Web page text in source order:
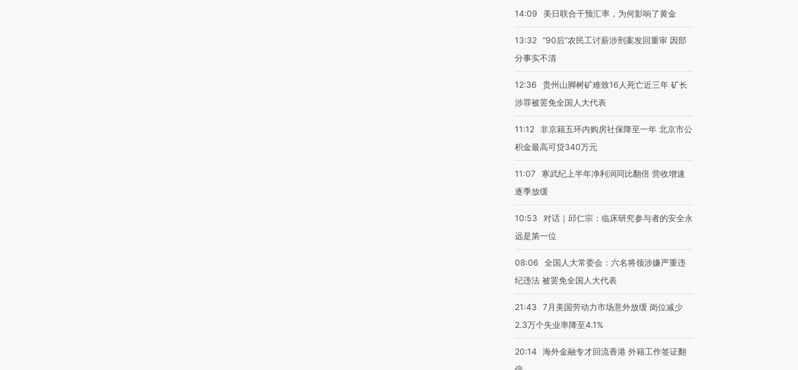
14:09 美日联合干预汇率，为何影响了黄金
13:32 “90后”农民工讨薪涉刑案发回重审 因部
分事实不清
12:36
贵州山脚树矿难致16人死亡近三年 矿长
涉罪被罢免全国人大代表
11:12 非京籍五环内购房社保降至一年 北京市公
积金最高可贷340万元
11:07
寒武纪上半年净利润同比翻倍 营收增速
逐季放缓
10:53
对话｜邱仁宗：临床研究参与者的安全永
远是第一位
08:06
全国人大常委会：六名将领涉嫌严重违
纪违法 被罢免全国人大代表
21:43
7月美国劳动力市场意外放缓 岗位减少
2.3万个失业率降至4.1%
20:14 海外金融专才回流香港 外籍工作签证翻